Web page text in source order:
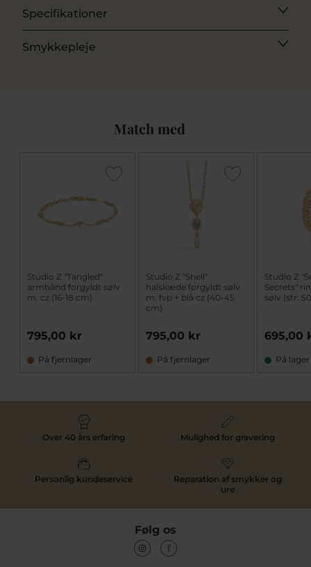
Specifikationer
Smykkepleje
Match med
Studio Z "Tangled"
armbånd forgyldt sølv
m. cz (16-18 cm)
795,00 kr
På fjernlager
Studio Z "Shell"
halskæde forgyldt sølv
m. fvp + blå cz (40-45
cm)
795,00 kr
På fjernlager
Studio Z
Secrets"
sølv (str.
695,00
På lager
Over 40 års erfaring Mulighed for gravering
Personlig kundeservice
Reparation af smykker og
ure
Følg os